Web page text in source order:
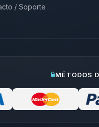
/ Soporte
MÉTODOS